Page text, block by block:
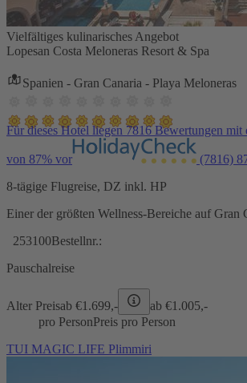
Vielfältiges kulinarisches Angebot
Lopesan Costa Meloneras Resort & Spa
Spanien - Gran Canaria - Playa Meloneras
Für dieses Hotel liegen 7816 Bewertungen mit
von 87% vor (7816)
8-tägige Flugreise, DZ inkl. HP
Einer der größten Wellness-Bereiche auf Gran
253100Bestellnr.:
Pauschalreise
Alter Preisab €1.699,- ab €1.005,-
pro PersonPreis pro Person
TUI MAGIC LIFE Plimmiri